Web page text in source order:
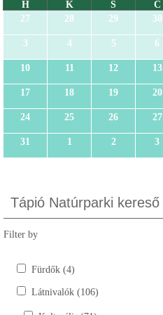
H K S C
27
28 29 30
3 4 5 6
10 11 12 13
17 18 19 20
24 25 26 27
31 1 2 3
Tápió Natúrparki kereső
Filter by
Fürdők (4)
Látnivalók (106)